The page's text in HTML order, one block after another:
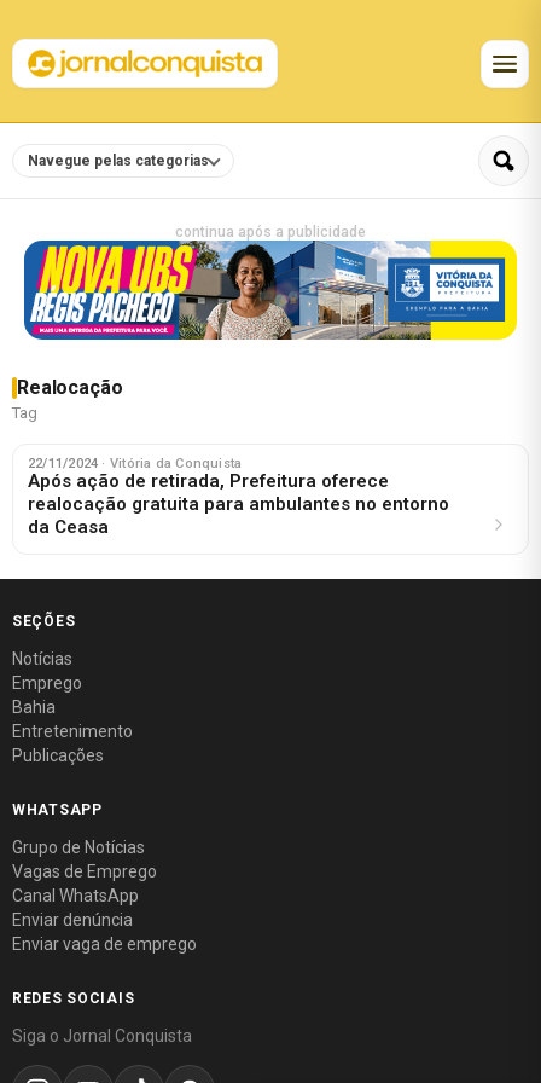
Navegue pelas categorias
continua após a publicidade
Realocação
Tag
22/11/2024 · Vitória da Conquista
Após ação de retirada, Prefeitura oferece
realocação gratuita para ambulantes no entorno
da Ceasa
SEÇÕES
Notícias
Emprego
Bahia
Entretenimento
Publicações
WHATSAPP
Grupo de Notícias
Vagas de Emprego
Canal WhatsApp
Enviar denúncia
Enviar vaga de emprego
REDES SOCIAIS
Siga o Jornal Conquista